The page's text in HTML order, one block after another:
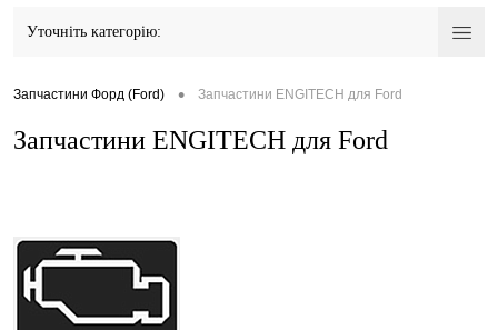
Уточніть категорію:
Запчастини Форд (Ford) • Запчастини ENGITECH для Ford
Запчастини ENGITECH для Ford